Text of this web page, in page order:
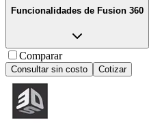
Funcionalidades de Fusion 360
Comparar
Consultar sin costo Cotizar